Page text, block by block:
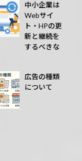
中小企業は
Webサイ
ト・HPの更
新と継続を
するべきな
広告の種類
について